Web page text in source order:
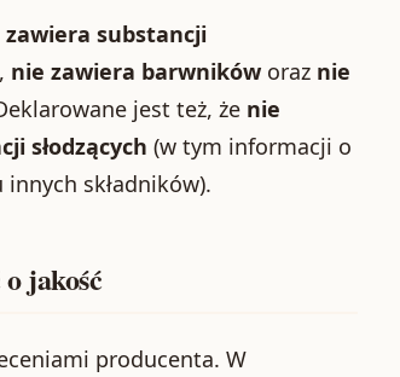
zawiera substancji
, nie zawiera barwników oraz nie
jest też, że nie
słodzących (w tym informacji o
składników).
jakość
producenta. W